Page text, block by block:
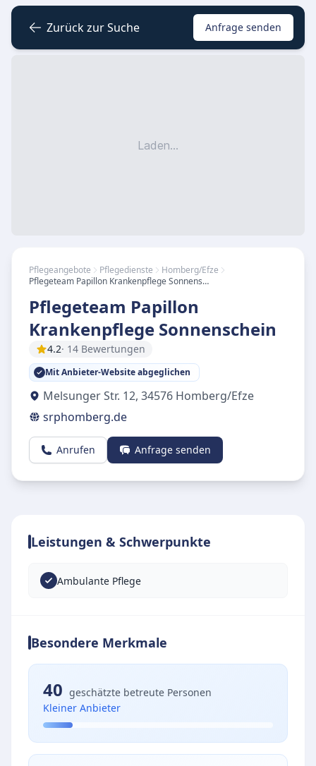
Zurück zur Suche Anfrage senden
Laden...
Pflegeangebote Pflegedienste
Homberg/Efze
Pflegeteam Papillon Krankenpflege Sonnenschein
Pflegeteam Papillon
Krankenpflege Sonnenschein
4.2· 14 Bewertungen
Mit Anbieter-Website abgeglichen
Melsunger Str. 12, 34576 Homberg/Efze
srphomberg.de
Anrufen Anfrage senden
Leistungen & Schwerpunkte
Ambulante Pflege
Besondere Merkmale
40 geschätzte betreute Personen
Kleiner Anbieter